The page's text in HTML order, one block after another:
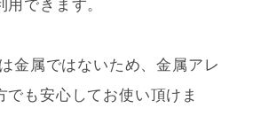
できます。
金属ではないため、金属アレ
でも安心してお使い頂けま